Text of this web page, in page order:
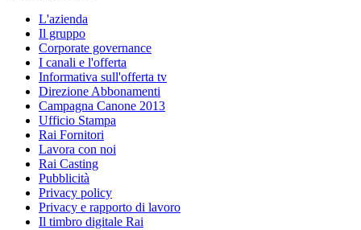
L'azienda
Il gruppo
Corporate governance
I canali e l'offerta
Informativa sull'offerta tv
Direzione Abbonamenti
Campagna Canone 2013
Ufficio Stampa
Rai Fornitori
Lavora con noi
Rai Casting
Pubblicità
Privacy policy
Privacy e rapporto di lavoro
Il timbro digitale Rai